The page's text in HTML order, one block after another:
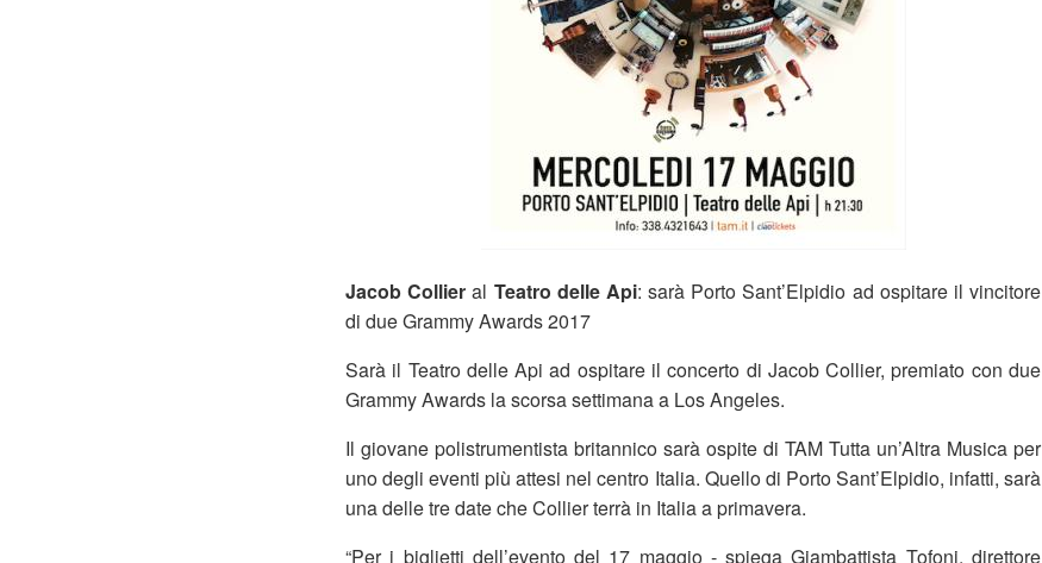
Jacob Collieral Teatro delle Api: sarà Porto Sant’Elpidio ad ospitare il vincitore
di due Grammy Awards 2017
Sarà il Teatro delle Api ad ospitare il concerto di Jacob Collier, premiato con due
Grammy Awards la scorsa settimana a Los Angeles.
Il giovane polistrumentista britannico sarà ospite di TAM Tutta un’Altra Musica per
uno degli eventi più attesi nel centro Italia. Quello di Porto Sant’Elpidio, infatti, sarà
una delle tre date che Collier terrà in Italia a primavera.
“Per i biglietti dell’evento del 17 maggio - spiega Giambattista Tofoni, direttore